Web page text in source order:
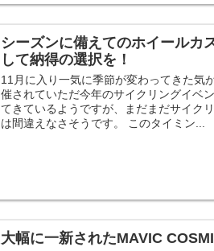
シーズンに備えてのホイールカ
して納得の選択を！
11月に入り一気に季節が変わってきた気
催されていただ今年のサイクリングイベ
てきているようですが、まだまだサイク
は間違えなさそうです。 このタイミン...
大幅に一新されたMAVIC